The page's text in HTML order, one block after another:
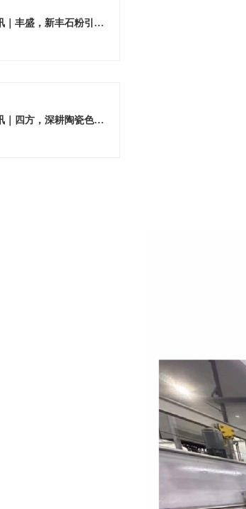
展商快讯｜丰盛，新丰石粉引领材料绿色发展
展商快讯｜四方，深耕陶瓷色料研发